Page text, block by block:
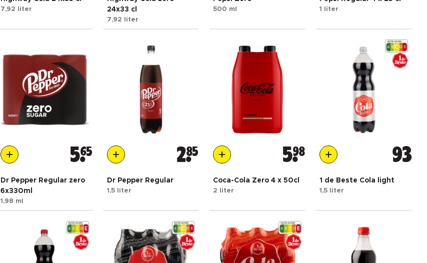
7,92 liter
24x33 cl
7,92 liter
500 ml 1 liter
565
Dr Pepper Regular zero
6x330ml
1,98 ml
285
Dr Pepper Regular
1,5 liter
598
Coca-Cola Zero 4 x 50cl
2 liter
93
1 de Beste Cola light
1,5 liter